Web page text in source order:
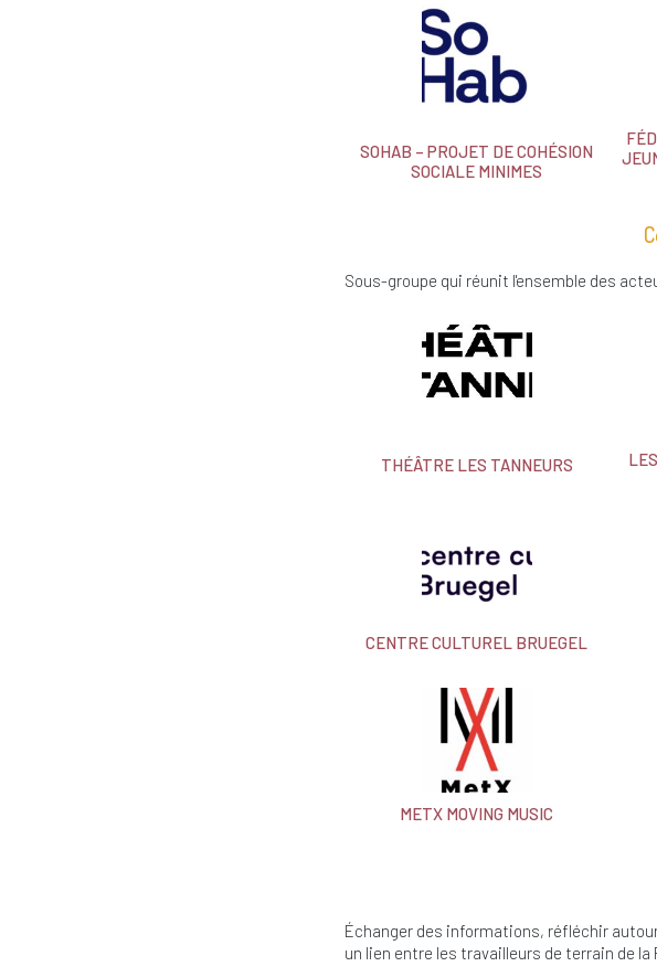
SOHAB – PROJET DE COHÉSION
SOCIALE MINIMES
Sous-groupe qui réunit l'ensemble des
THÉÂTRE LES TANNEURS
CENTRE CULTUREL BRUEGEL
METX MOVING MUSIC
Échanger des informations, réfléchir
un lien entre les travailleurs de terrain de